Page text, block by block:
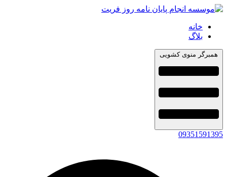
خانه
بلاگ
همبرگر منوی کشویی
09351591395